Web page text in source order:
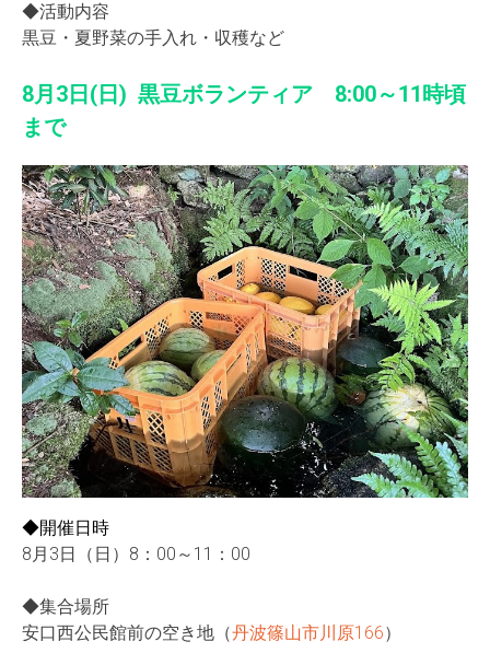
◆活動内容
黒豆・夏野菜の手入れ・収穫など
8月3日(日) 黒豆ボランティア 8:00～11時頃
まで
◆開催日時
8月3日（日）8：00～11：00
◆集合場所
安口西公民館前の空き地（丹波篠山市川原166）